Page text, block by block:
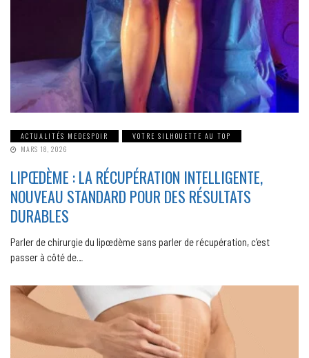
ACTUALITÉS MEDESPOIR
VOTRE SILHOUETTE AU TOP
MARS 18, 2026
LIPŒDÈME : LA RÉCUPÉRATION INTELLIGENTE,
NOUVEAU STANDARD POUR DES RÉSULTATS
DURABLES
Parler de chirurgie du lipœdème sans parler de récupération, c’est
passer à côté de…